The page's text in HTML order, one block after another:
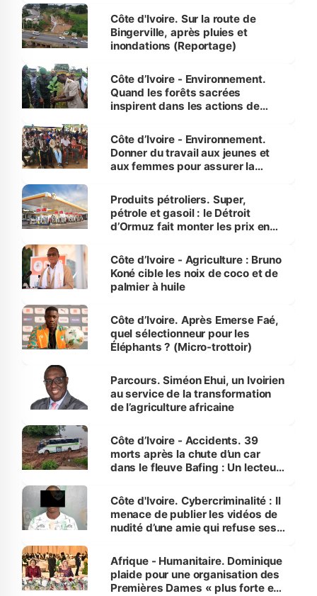
(Alassane Ouattara
Côte d'Ivoire. Sur la route de
Bingerville, après pluies et
inondations (Reportage)
Côte d’Ivoire - Environnement.
Quand les forêts sacrées
inspirent dans les actions de
Côte d’Ivoire - Environnement.
Donner du travail aux jeunes et
aux femmes pour assurer la
menacées
Produits pétroliers. Super,
pétrole et gasoil : le Détroit
d’Ormuz fait monter les prix en
Côte d’Ivoire - Agriculture : Bruno
Koné cible les noix de coco et de
palmier à huile
Côte d’Ivoire. Après Emerse Faé,
quel sélectionneur pour les
Éléphants ? (Micro-trottoir)
Parcours. Siméon Ehui, un Ivoirien
au service de la transformation
de l’agriculture africaine
Côte d’Ivoire - Accidents. 39
morts après la chute d’un car
dans le fleuve Bafing : Un lecteur
des Transports
Côte d'Ivoire. Cybercriminalité : Il
menace de publier les vidéos de
nudité d’une amie qui refuse ses
Afrique - Humanitaire. Dominique
plaide pour une organisation des
Premières Dames « plus forte et